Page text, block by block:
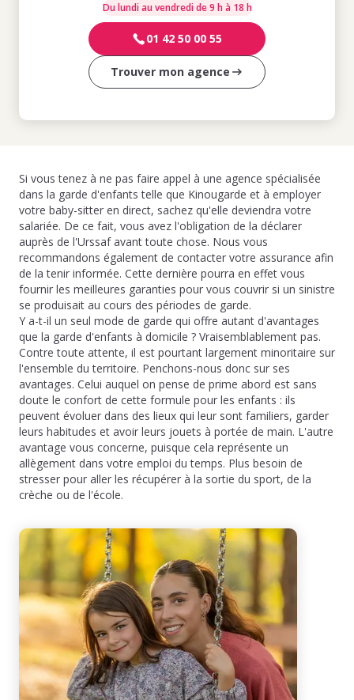
Du lundi au vendredi de 9 h à 18 h
01 42 50 00 55
Trouver mon agence
Si vous tenez à ne pas faire appel à une agence spécialisée
dans la garde d'enfants telle que Kinougarde et à employer
votre baby-sitter en direct, sachez qu'elle deviendra votre
salariée. De ce fait, vous avez l'obligation de la déclarer
auprès de l'Urssaf avant toute chose. Nous vous
recommandons également de contacter votre assurance afin
de la tenir informée. Cette dernière pourra en effet vous
fournir les meilleures garanties pour vous couvrir si un sinistre
se produisait au cours des périodes de garde.
Y a-t-il un seul mode de garde qui offre autant d'avantages
que la garde d'enfants à domicile ? Vraisemblablement pas.
Contre toute attente, il est pourtant largement minoritaire sur
l'ensemble du territoire. Penchons-nous donc sur ses
avantages. Celui auquel on pense de prime abord est sans
doute le confort de cette formule pour les enfants : ils
peuvent évoluer dans des lieux qui leur sont familiers, garder
leurs habitudes et avoir leurs jouets à portée de main. L'autre
avantage vous concerne, puisque cela représente un
allègement dans votre emploi du temps. Plus besoin de
stresser pour aller les récupérer à la sortie du sport, de la
crèche ou de l'école.